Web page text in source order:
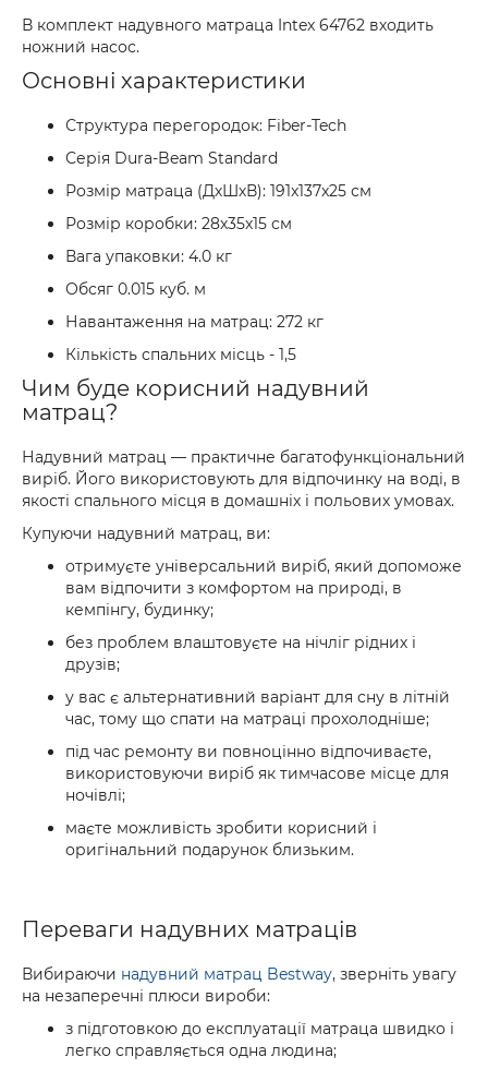
В комплект надувного матраца Intex 64762 входить
ножний насос.
Основні характеристики
Структура перегородок: Fiber-Tech
Серія Dura-Beam Standard
Розмір матраца (ДхШхВ): 191x137x25 см
Розмір коробки: 28x35x15 см
Вага упаковки: 4.0 кг
Обсяг 0.015 куб. м
Навантаження на матрац: 272 кг
Кількість спальних місць - 1,5
Чим буде корисний надувний
матрац?
Надувний матрац — практичне багатофункціональний
виріб. Його використовують для відпочинку на воді, в
якості спального місця в домашніх і польових умовах.
Купуючи надувний матрац, ви:
отримуєте універсальний виріб, який допоможе
вам відпочити з комфортом на природі, в
кемпінгу, будинку;
без проблем влаштовуєте на нічліг рідних і
друзів;
у вас є альтернативний варіант для сну в літній
час, тому що спати на матраці прохолодніше;
під час ремонту ви повноцінно відпочиваєте,
використовуючи виріб як тимчасове місце для
ночівлі;
маєте можливість зробити корисний і
оригінальний подарунок близьким.
Переваги надувних матраців
Вибираючи надувний матрац Bestway, зверніть увагу
на незаперечні плюси вироби:
з підготовкою до експлуатації матраца швидко і
легко справляється одна людина;